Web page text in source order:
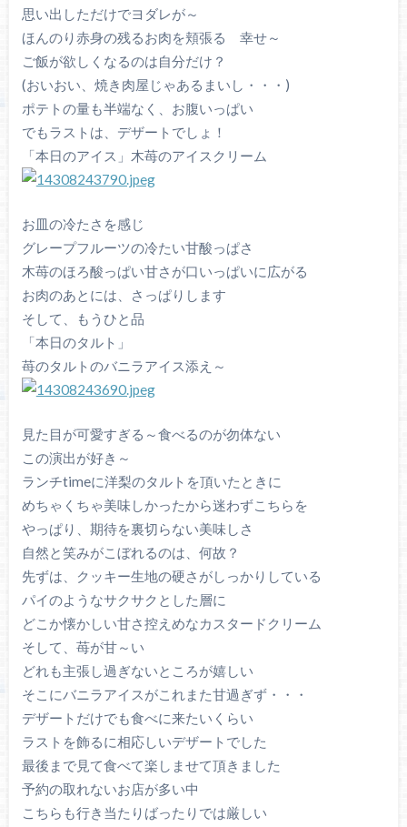
思い出しただけでヨダレが～
ほんのり赤身の残るお肉を頬張る 幸せ～
ご飯が欲しくなるのは自分だけ？
(おいおい、焼き肉屋じゃあるまいし・・・)
ポテトの量も半端なく、お腹いっぱい
でもラストは、デザートでしょ！
「本日のアイス」木苺のアイスクリーム
お皿の冷たさを感じ
グレープフルーツの冷たい甘酸っぱさ
木苺のほろ酸っぱい甘さが口いっぱいに広がる
お肉のあとには、さっぱりします
そして、もうひと品
「本日のタルト」
苺のタルトのバニラアイス添え～
見た目が可愛すぎる～食べるのが勿体ない
この演出が好き～
ランチtimeに洋梨のタルトを頂いたときに
めちゃくちゃ美味しかったから迷わずこちらを
やっぱり、期待を裏切らない美味しさ
自然と笑みがこぼれるのは、何故？
先ずは、クッキー生地の硬さがしっかりしている
パイのようなサクサクとした層に
どこか懐かしい甘さ控えめなカスタードクリーム
そして、苺が甘～い
どれも主張し過ぎないところが嬉しい
そこにバニラアイスがこれまた甘過ぎず・・・
デザートだけでも食べに来たいくらい
ラストを飾るに相応しいデザートでした
最後まで見て食べて楽しませて頂きました
予約の取れないお店が多い中
こちらも行き当たりばったりでは厳しい